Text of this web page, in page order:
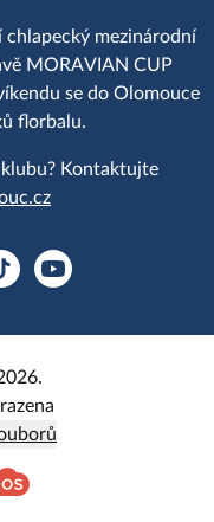
chlapecký mezinárodní
MORAVIAN CUP
se do Olomouce
florbalu.
Kontaktujte
YouTube